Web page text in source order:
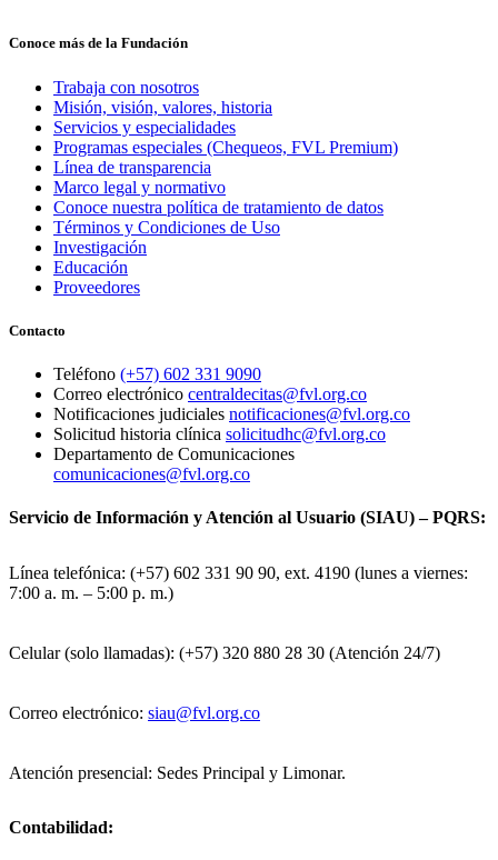
Conoce más de la Fundación
Trabaja con nosotros
Misión, visión, valores, historia
Servicios y especialidades
Programas especiales (Chequeos, FVL Premium)
Línea de transparencia
Marco legal y normativo
Conoce nuestra política de tratamiento de datos
Términos y Condiciones de Uso
Investigación
Educación
Proveedores
Contacto
Teléfono (+57) 602 331 9090
Correo electrónico centraldecitas@fvl.org.co
Notificaciones judiciales notificaciones@fvl.org.co
Solicitud historia clínica solicitudhc@fvl.org.co
Departamento de Comunicaciones
comunicaciones@fvl.org.co
Servicio de Información y Atención al Usuario (SIAU) – PQRS:
Línea telefónica: (+57) 602 331 90 90, ext. 4190 (lunes a viernes:
7:00 a. m. – 5:00 p. m.)
Celular (solo llamadas): (+57) 320 880 28 30 (Atención 24/7)
Correo electrónico: siau@fvl.org.co
Atención presencial: Sedes Principal y Limonar.
Contabilidad: